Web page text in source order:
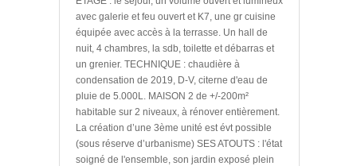
avec galerie et feu ouvert et K7, une gr cuisine
équipée avec accès à la terrasse. Un hall de
nuit, 4 chambres, la sdb, toilette et débarras et
un grenier. TECHNIQUE : chaudière à
condensation de 2019, D-V, citerne d'eau de
pluie de 5.000L. MAISON 2 de +/-200m²
habitable sur 2 niveaux, à rénover entièrement.
La création d’une 3ème unité est évt possible
(sous réserve d’urbanisme) SES ATOUTS : l'état
soigné de l'ensemble, son jardin exposé plein